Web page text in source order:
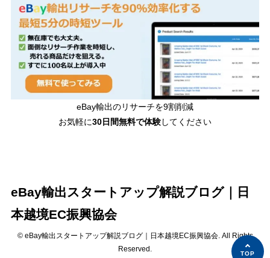
eBay輸出のリサーチを9割削減
お気軽に30日間無料で体験してください
eBay輸出スタートアップ解説ブログ｜日
本越境EC振興協会
© eBay輸出スタートアップ解説ブログ｜日本越境EC振興協会. All Rights
Reserved.